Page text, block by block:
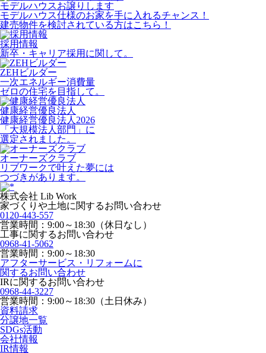
モデルハウスお譲りします
モデルハウス仕様のお家を手に入れるチャンス！
建売物件を検討されている方はこちら！
採用情報
新卒・キャリア採用に関して。
ZEHビルダー
一次エネルギー消費量
ゼロの住宅を目指して。
健康経営優良法人
健康経営優良法人2026
「大規模法人部門」に
選定されました。
オーナーズクラブ
リブワークで叶えた夢には
つづきがあります。
株式会社 Lib Work
家づくりや土地に関するお問い合わせ
0120-443-557
営業時間：9:00～18:30（休日なし）
工事に関するお問い合わせ
0968-41-5062
営業時間：9:00～18:30
アフターサービス・リフォームに
関するお問い合わせ
IRに関するお問い合わせ
0968-44-3227
営業時間：9:00～18:30（土日休み）
資料請求
分譲地一覧
SDGs活動
会社情報
IR情報